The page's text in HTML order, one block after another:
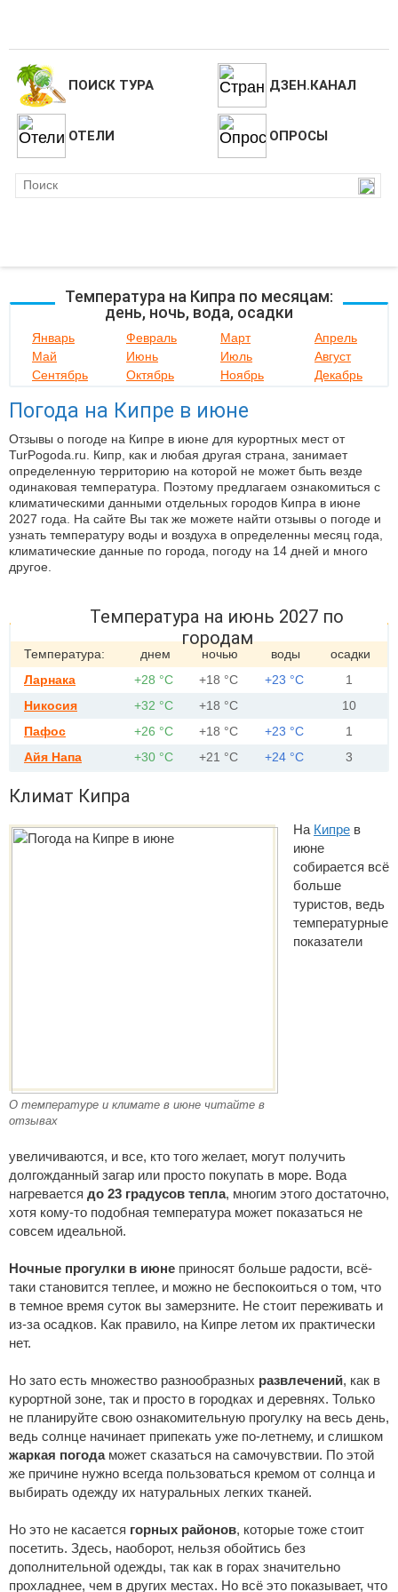
ПОИСК ТУРА ДЗЕН.КАНАЛ
ОТЕЛИ ОПРОСЫ
Температура на Кипра по месяцам:
день, ночь, вода, осадки
Январь Февраль Март
Апрель
Май
Июнь Июль
Август
Сентябрь
Октябрь Ноябрь Декабрь
Погода на Кипре в июне
Отзывы о погоде на Кипре в июне для курортных мест от
TurPogoda.ru. Кипр, как и любая другая страна, занимает
определенную территорию на которой не может быть везде
одинаковая температура. Поэтому предлагаем ознакомиться с
климатическими данными отдельных городов Кипра в июне
2027 года. На сайте Вы так же можете найти отзывы о погоде и
узнать температуру воды и воздуха в определенны месяц года,
климатические данные по города, погоду на 14 дней и много
другое.
Температура на июнь 2027 по
городам
Температура: днем ночью воды
осадки
Ларнака
+28 °С +18 °С +23 °С
1
Никосия
+32 °С +18 °С
10
Пафос
+26 °С +18 °С +23 °С
1
Айя Напа
+30 °С +21 °С +24 °С 3
Климат Кипра
О температуре и климате в июне читайте в
отзывах
На Кипре в
июне
собирается всё
больше
туристов, ведь
температурные
показатели
увеличиваются, и все, кто того желает, могут получить
долгожданный загар или просто покупать в море. Вода
нагревается до 23 градусов тепла, многим этого достаточно,
хотя кому-то подобная температура может показаться не
совсем идеальной.
Ночные прогулки в июне приносят больше радости, всё-
таки становится теплее, и можно не беспокоиться о том, что
в темное время суток вы замерзните. Не стоит переживать и
из-за осадков. Как правило, на Кипре летом их практически
нет.
Но зато есть множество разнообразных развлечений, как в
курортной зоне, так и просто в городках и деревнях. Только
не планируйте свою ознакомительную прогулку на весь день,
ведь солнце начинает припекать уже по-летнему, и слишком
жаркая погодаможет сказаться на самочувствии. По этой
же причине нужно всегда пользоваться кремом от солнца и
выбирать одежду их натуральных легких тканей.
Но это не касается горных районов, которые тоже стоит
посетить. Здесь, наоборот, нельзя обойтись без
дополнительной одежды, так как в горах значительно
прохладнее, чем в других местах. Но всё это показывает, что